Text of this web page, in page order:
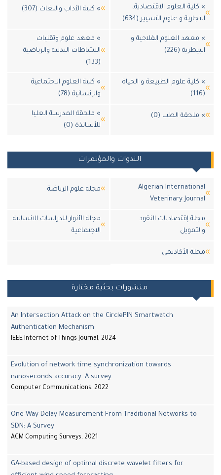
» كلية العلوم الاقتصادية،
التجارية و علوم التسيير (634)
» كلية الآداب واللغات (307)
» معهد العلوم الفلاحية و
البيطرية (226)
» معهد علوم وتقنيات
النشاطات البدنية والرياضية
» كلية علوم الطبيعة و الحياة
» كلية العلوم الاجتماعية
والإنسانية (78)
» ملحقة الطب (0)
» ملحقة المدرسة العليا
للأساتذة (0)
الندوات والمؤتمرات
Algerian International
Veterinary Journal
مجلة علوم الرياضة
مجلة إقتصاديات النقود
والتمويل
مجلة الأنوار للدراسات الانسانية
الاجتماعية
مجلة اﻷكاديمي
منشورات بحثية مختارة
An Intersection Attack on the CirclePIN Smartwatch
Authentication Mechanism
IEEE Internet of Things Journal, 2024
Evolution of network time synchronization towards
nanoseconds accuracy: A survey
Computer Communications, 2022
One-Way Delay Measurement From Traditional Networks to
SDN: A Survey
ACM Computing Surveys, 2021
GA-based design of optimal discrete wavelet filters for